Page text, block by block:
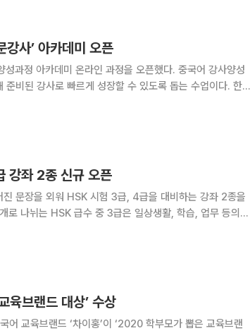
강사’ 아카데미 오픈
과정 아카데미 온라인 과정을 오픈했다. 중국어 강사양성
준비된 강사로 빠르게 성장할 수 있도록 돕는 수업이다. 한
+HSK+TSC로 이뤄진다. 온라인으로
강좌 2종 신규 오픈
진 문장을 외워 HSK 시험 3급, 4급을 대비하는 강좌 2종을
육브랜드 대상’ 수상
어 교육브랜드 ‘차이홍’이 ‘2020 학부모가 뽑은 교육브랜